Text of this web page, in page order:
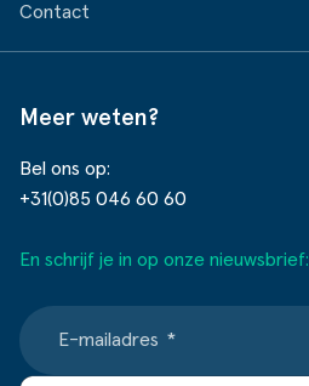
Contact
Meer weten?
Bel ons op:
+31(0)85 046 60 60
En schrijf je in op onze nieuwsbrief:
E-mailadres *